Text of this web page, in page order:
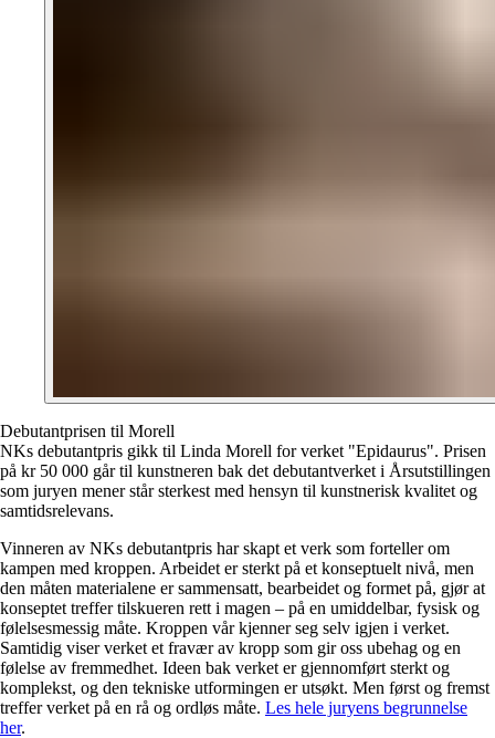
Debutantprisen til Morell
NKs debutantpris gikk til Linda Morell for verket "Epidaurus". Prisen
på kr 50 000 går til kunstneren bak det debutantverket i Årsutstillingen
som juryen mener står sterkest med hensyn til kunstnerisk kvalitet og
samtidsrelevans.
Vinneren av NKs debutantpris har skapt et verk som forteller om
kampen med kroppen. Arbeidet er sterkt på et konseptuelt nivå, men
den måten materialene er sammensatt, bearbeidet og formet på, gjør at
konseptet treffer tilskueren rett i magen – på en umiddelbar, fysisk og
følelsesmessig måte. Kroppen vår kjenner seg selv igjen i verket.
Samtidig viser verket et fravær av kropp som gir oss ubehag og en
følelse av fremmedhet. Ideen bak verket er gjennomført sterkt og
komplekst, og den tekniske utformingen er utsøkt. Men først og fremst
treffer verket på en rå og ordløs måte. Les hele juryens begrunnelse
her.